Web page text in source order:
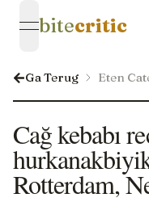
open navigation
bitecritic
Ga Terug Eten
Cağ kebabı
Rotterdam,